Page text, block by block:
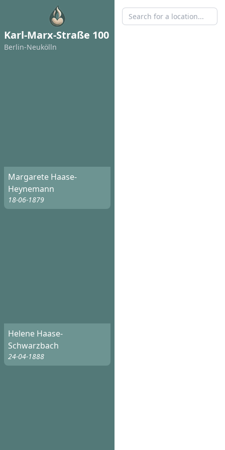
Karl-Marx-Straße 100
Berlin-Neukölln
Margarete Haase-
Heynemann
18-06-1879
Helene Haase-
Schwarzbach
24-04-1888